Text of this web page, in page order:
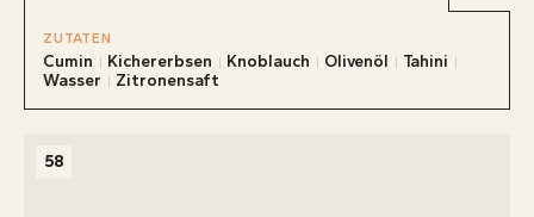
ZUTATEN
Cumin Kichererbsen Knoblauch Olivenöl
Tahini
Wasser
Zitronensaft
58